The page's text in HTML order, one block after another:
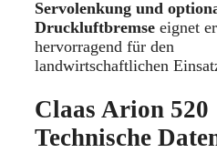
Servolenkung und
Druckluftbremse eignet
hervorragend für den
landwirtschaftlichen
Claas Arion 520
Technische